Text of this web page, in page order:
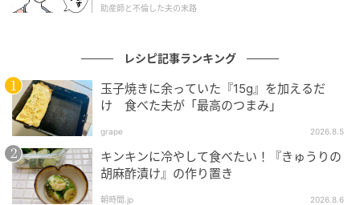
今井 亮
イマイ リョウ
料理家
中華料理をはじめ、家庭料理を得意とする料理家。老
助産師と不倫した夫の末路
レシピ記事ランキング
玉子焼きに余っていた『15g』を加えるだ
け 食べた夫が「最高のつまみ」
grape 2026.8.5
キンキンに冷やして食べたい！『きゅうりの
胡麻酢漬け』の作り置き
朝時間.jp 2026.8.6